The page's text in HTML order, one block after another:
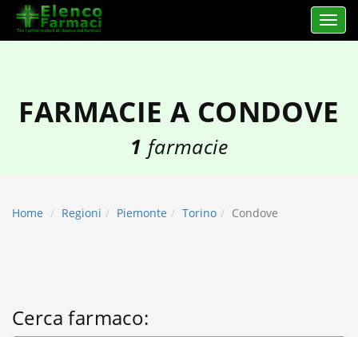
Apri
elencofarmaci.it
FARMACIE A CONDOVE
1 farmacie
Home Regioni Piemonte Torino Condove
Cerca farmaco: